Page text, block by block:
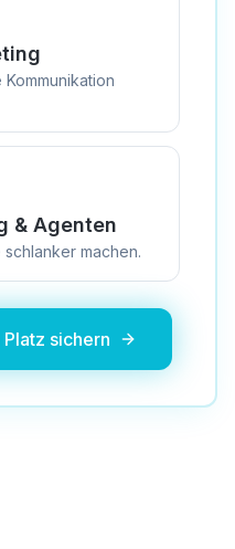
& Agenten
machen.
sichern